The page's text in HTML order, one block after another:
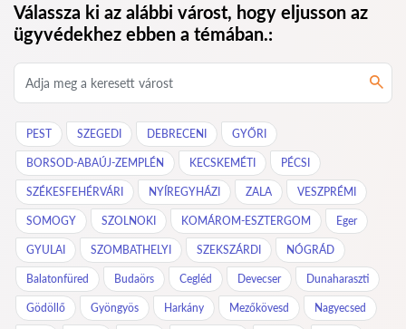
Válassza ki az alábbi várost, hogy eljusson az
ügyvédekhez ebben a témában.:
PEST SZEGEDI DEBRECENI GYŐRI
BORSOD-ABAÚJ-ZEMPLÉN KECSKEMÉTI PÉCSI
SZÉKESFEHÉRVÁRI NYÍREGYHÁZI ZALA VESZPRÉMI
SOMOGY SZOLNOKI KOMÁROM-ESZTERGOM Eger
GYULAI SZOMBATHELYI SZEKSZÁRDI NÓGRÁD
Balatonfüred Budaörs Cegléd Devecser Dunaharaszti
Gödöllő Gyöngyös Harkány Mezőkövesd Nagyecsed